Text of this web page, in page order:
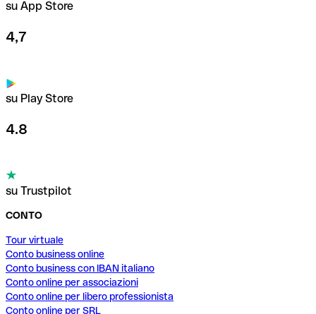
su App Store
4,7
su Play Store
4.8
su Trustpilot
CONTO
Tour virtuale
Conto business online
Conto business con IBAN italiano
Conto online per associazioni
Conto online per libero professionista
Conto online per SRL